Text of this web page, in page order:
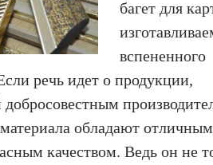
багет для
вспененного
речь идет о продукции,
добросовестным
обладают
качеством. Ведь он не